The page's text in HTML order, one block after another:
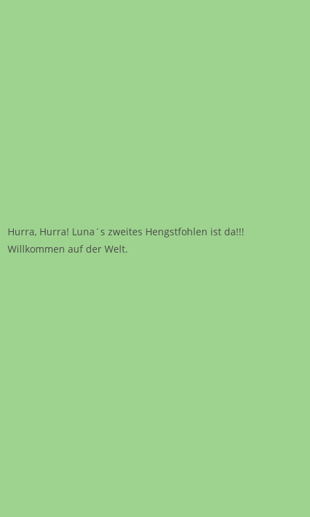
Hurra, Hurra! Luna´s zweites Hengstfohlen ist da!!!
Willkommen auf der Welt.